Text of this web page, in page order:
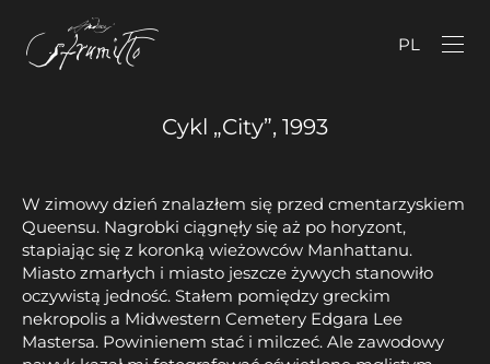
PL
Cykl „City”, 1993
W zimowy dzień znalazłem się przed cmentarzyskiem
Queensu. Nagrobki ciągnęły się aż po horyzont,
stapiając się z koronką wieżowców Manhattanu.
Miasto zmarłych i miasto jeszcze żywych stanowiło
oczywistą jedność. Stałem pomiędzy greckim
nekropolis a Midwestern Cemetery Edgara Lee
Mastersa. Powinienem stać i milczeć. Ale zawodowy